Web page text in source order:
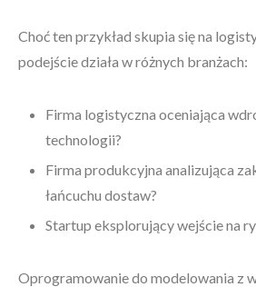
Choć ten przykład skupia się na
podejście działa w różnych branżach:
Firma logistyczna oceniająca
technologii?
Firma produkcyjna analizująca
łańcuchu dostaw?
Startup eksplorujący wejście na
Oprogramowanie do modelowania z